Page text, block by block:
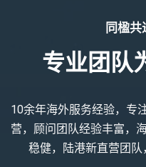
同楹
专业团队
10余年海外服务经验，专
营，顾问团队经验丰富，
稳健，陆港新直营团队